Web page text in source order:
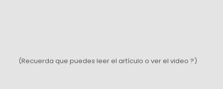
(Recuerda que puedes leer el artículo o ver el video ?)